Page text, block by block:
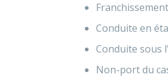
Conduite en
Conduite sous
Non-port du